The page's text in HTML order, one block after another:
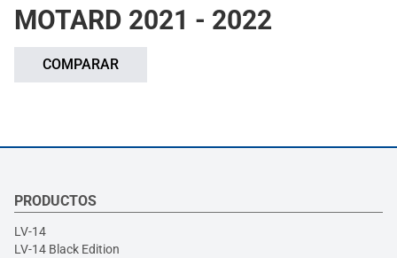
MOTARD 2021 - 2022
COMPARAR
PRODUCTOS
LV-14
LV-14 Black Edition